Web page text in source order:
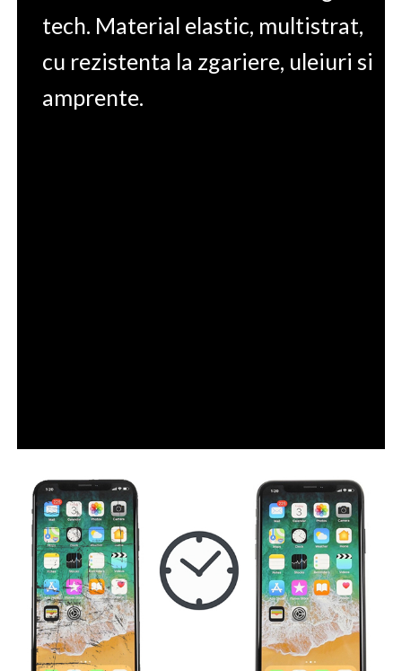
tech. Material elastic, multistrat,
cu rezistenta la zgariere, uleiuri si
amprente.